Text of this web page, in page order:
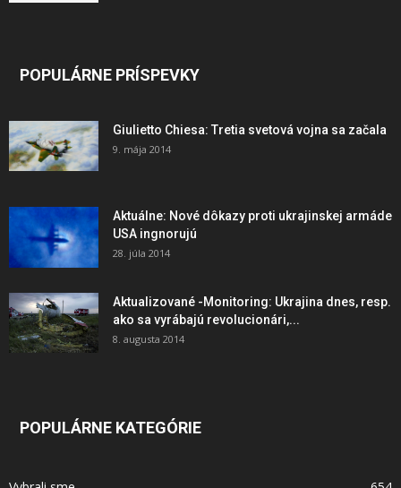
POPULÁRNE PRÍSPEVKY
Giulietto Chiesa: Tretia svetová vojna sa začala
9. mája 2014
Aktuálne: Nové dôkazy proti ukrajinskej armáde
USA ingnorujú
28. júla 2014
Aktualizované -Monitoring: Ukrajina dnes, resp.
ako sa vyrábajú revolucionári,...
8. augusta 2014
POPULÁRNE KATEGÓRIE